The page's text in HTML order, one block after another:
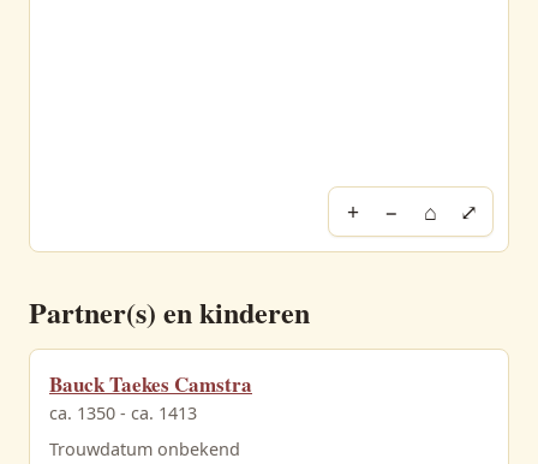
+ − ⌂ ⤢
Partner(s) en kinderen
Bauck Taekes Camstra
ca. 1350 - ca. 1413
Trouwdatum onbekend